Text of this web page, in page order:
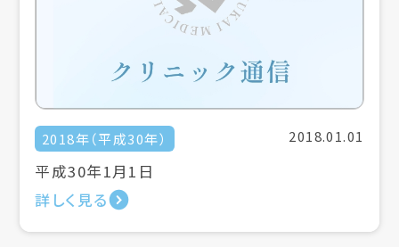
2018年（平成30年） 2018.01.01
平成30年1月1日
詳しく見る